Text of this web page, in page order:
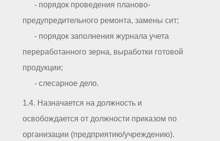
- порядок проведения планово-
предупредительного ремонта, замены сит;
- порядок заполнения журнала учета
переработанного зерна, выработки готовой
продукции;
- слесарное дело.
1.4. Назначается на должность и
освобождается от должности приказом по
организации (предприятию/учреждению).